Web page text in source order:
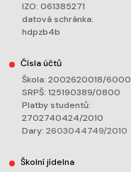
IZO: 061385271
datová schránka:
hdpzb4b
Čísla účtů
Škola: 2002620018/6000
SRPŠ: 125190389/0800
Platby studentů:
2702740424/2010
Dary: 2603044749/2010
Školní jídelna